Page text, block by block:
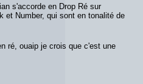
s'accorde en Drop Ré sur
et Number, qui sont en tonalité de
ré, ouaip je crois que c'est une